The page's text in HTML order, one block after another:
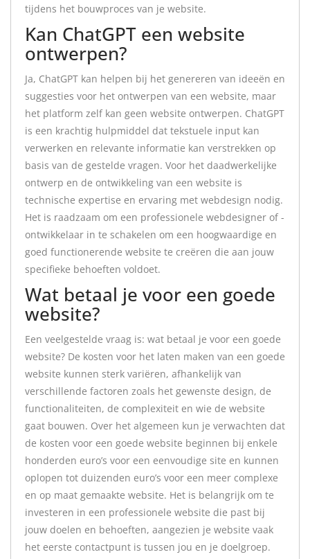
tijdens het bouwproces van je website.
Kan ChatGPT een website
ontwerpen?
Ja, ChatGPT kan helpen bij het genereren van ideeën en
suggesties voor het ontwerpen van een website, maar
het platform zelf kan geen website ontwerpen. ChatGPT
is een krachtig hulpmiddel dat tekstuele input kan
verwerken en relevante informatie kan verstrekken op
basis van de gestelde vragen. Voor het daadwerkelijke
ontwerp en de ontwikkeling van een website is
technische expertise en ervaring met webdesign nodig.
Het is raadzaam om een professionele webdesigner of -
ontwikkelaar in te schakelen om een hoogwaardige en
goed functionerende website te creëren die aan jouw
specifieke behoeften voldoet.
Wat betaal je voor een goede
website?
Een veelgestelde vraag is: wat betaal je voor een goede
website? De kosten voor het laten maken van een goede
website kunnen sterk variëren, afhankelijk van
verschillende factoren zoals het gewenste design, de
functionaliteiten, de complexiteit en wie de website
gaat bouwen. Over het algemeen kun je verwachten dat
de kosten voor een goede website beginnen bij enkele
honderden euro’s voor een eenvoudige site en kunnen
oplopen tot duizenden euro’s voor een meer complexe
en op maat gemaakte website. Het is belangrijk om te
investeren in een professionele website die past bij
jouw doelen en behoeften, aangezien je website vaak
het eerste contactpunt is tussen jou en je doelgroep.